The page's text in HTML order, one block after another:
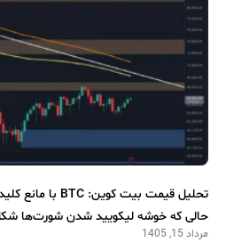
حالی که خوشه لیکویید شدن شورت‌ها
مرداد 15, 1405